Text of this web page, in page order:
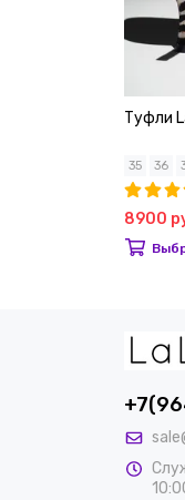
Туфли
35 36
8900